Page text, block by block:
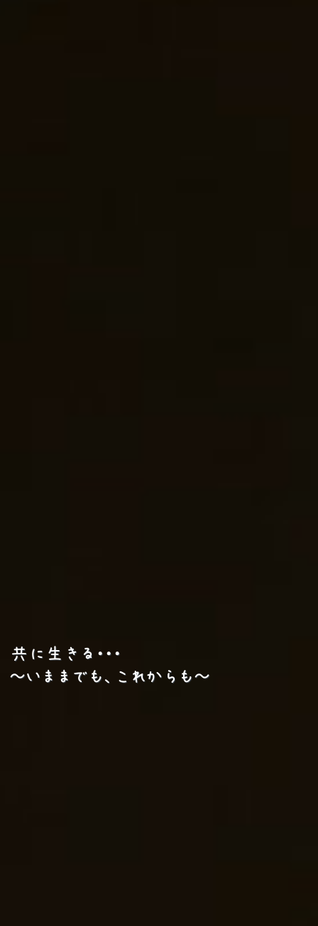
共に生きる・・・
～いままでも、これからも～